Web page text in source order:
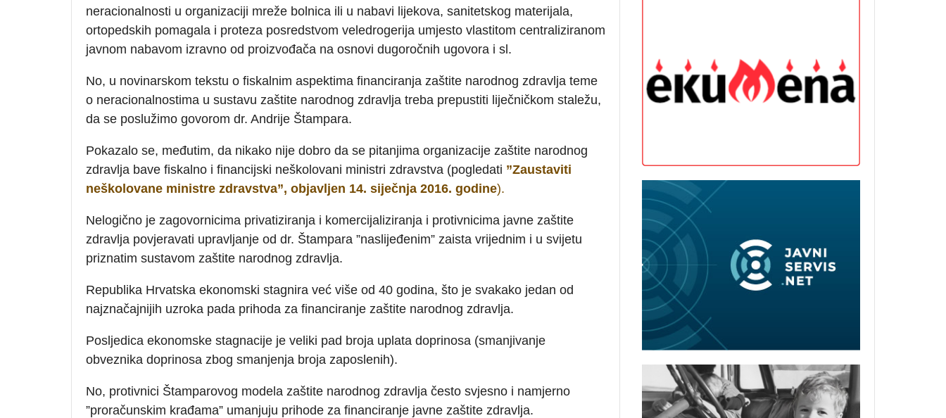
neracionalnosti u organizaciji mreže bolnica ili u nabavi lijekova, sanitetskog materijala,
ortopedskih pomagala i proteza posredstvom veledrogerija umjesto vlastitom centraliziranom
javnom nabavom izravno od proizvođača na osnovi dugoročnih ugovora i sl.
No, u novinarskom tekstu o fiskalnim aspektima financiranja zaštite narodnog zdravlja teme
o neracionalnostima u sustavu zaštite narodnog zdravlja treba prepustiti liječničkom staležu,
da se poslužimo govorom dr. Andrije Štampara.
Pokazalo se, međutim, da nikako nije dobro da se pitanjima organizacije zaštite narodnog
zdravlja bave fiskalno i financijski neškolovani ministri zdravstva (pogledati ”Zaustaviti
neškolovane ministre zdravstva”, objavljen 14. siječnja 2016. godine).
Nelogično je zagovornicima privatiziranja i komercijaliziranja i protivnicima javne zaštite
zdravlja povjeravati upravljanje od dr. Štampara ”naslijeđenim” zaista vrijednim i u svijetu
priznatim sustavom zaštite narodnog zdravlja.
Republika Hrvatska ekonomski stagnira već više od 40 godina, što je svakako jedan od
najznačajnijih uzroka pada prihoda za financiranje zaštite narodnog zdravlja.
Posljedica ekonomske stagnacije je veliki pad broja uplata doprinosa (smanjivanje
obveznika doprinosa zbog smanjenja broja zaposlenih).
No, protivnici Štamparovog modela zaštite narodnog zdravlja često svjesno i namjerno
”proračunskim krađama” umanjuju prihode za financiranje javne zaštite zdravlja.